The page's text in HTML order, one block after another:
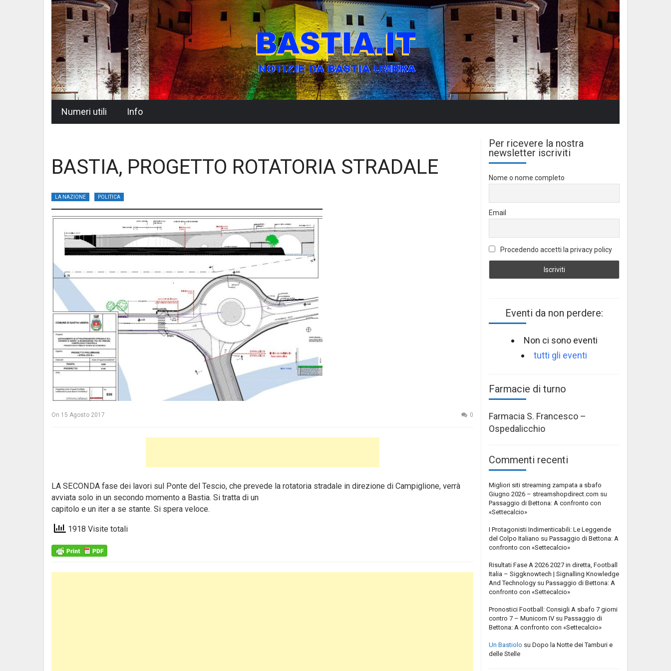
Numeri utili Info
BASTIA, PROGETTO ROTATORIA STRADALE
LA NAZIONE POLITICA
On 15 Agosto 2017 0
LA SECONDA fase dei lavori sul Ponte del Tescio, che prevede la rotatoria stradale in direzione di Campiglione, verrà
avviata solo in un secondo momento a Bastia. Si tratta di un
capitolo e un iter a se stante. Si spera veloce.
1918 Visite totali
Per ricevere la nostra
newsletter iscriviti
Nome o nome completo
Email
Procedendo accetti la privacy policy
Eventi da non perdere:
Non ci sono eventi
tutti gli eventi
Farmacie di turno
Farmacia S. Francesco –
Ospedalicchio
Commenti recenti
Migliori siti streaming zampata a sbafo
Giugno 2026 – streamshopdirect.com su
Passaggio di Bettona: A confronto con
«Settecalcio»
I Protagonisti Indimenticabili: Le Leggende
del Colpo Italiano su Passaggio di Bettona: A
confronto con «Settecalcio»
Risultati Fase A 2026 2027 in diretta, Football
Italia – Siggknowtech | Signalling Knowledge
And Technology su Passaggio di Bettona: A
confronto con «Settecalcio»
Pronostici Football: Consigli A sbafo 7 giorni
contro 7 – Municorn IV su Passaggio di
Bettona: A confronto con «Settecalcio»
Un Bastiolo su Dopo la Notte dei Tamburi e
delle Stelle